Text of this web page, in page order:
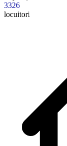
3326
locuitori